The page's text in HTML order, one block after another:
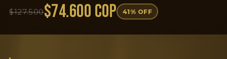
$127.500$74.600 COP 41% OFF